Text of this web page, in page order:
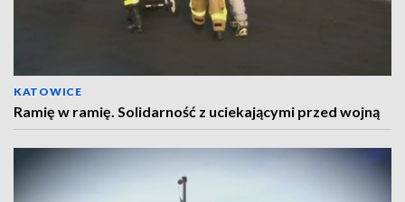
KATOWICE
Ramię w ramię. Solidarność z uciekającymi przed wojną